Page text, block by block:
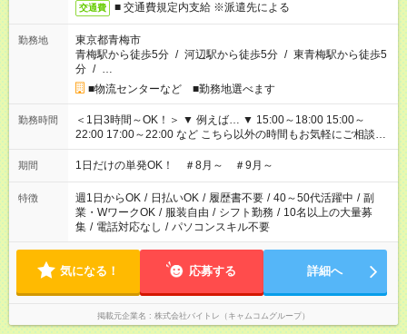
交通費 ■ 交通費規定内支給 ※派遣先による
勤務地
東京都青梅市
青梅駅から徒歩5分 / 河辺駅から徒歩5分 / 東青梅駅から徒歩5
分 / …
■物流センターなど ■勤務地選べます
勤務時間
＜1日3時間～OK！＞ ▼ 例えば… ▼ 15:00～18:00 15:00～
22:00 17:00～22:00 など こちら以外の時間もお気軽にご相談く
ださい！
期間 1日だけの単発OK！ ＃8月～ ＃9月～
特徴 週1日からOK / 日払いOK / 履歴書不要 / 40～50代活躍中 / 副
業・WワークOK / 服装自由 / シフト勤務 / 10名以上の大量募
集 / 電話対応なし / パソコンスキル不要
気になる！ 応募する 詳細へ
掲載元企業名 株式会社バイトレ（キャムコムグループ）